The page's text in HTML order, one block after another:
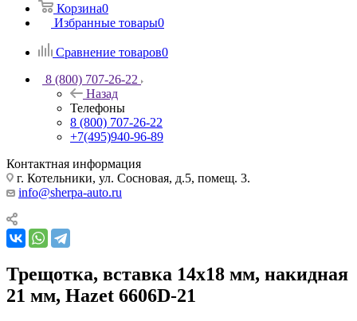
Корзина0
Избранные товары0
Сравнение товаров0
8 (800) 707-26-22
Назад
Телефоны
8 (800) 707-26-22
+7(495)940-96-89
Контактная информация
г. Котельники, ул. Сосновая, д.5, помещ. 3.
info@sherpa-auto.ru
Трещотка, вставка 14х18 мм, накидная
21 мм, Hazet 6606D-21